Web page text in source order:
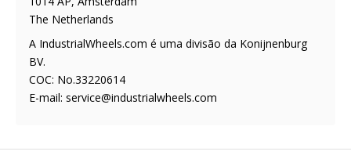
The Netherlands
A IndustrialWheels.com é uma divisão da Konijnenburg
BV.
COC: No.33220614
E-mail: service@industrialwheels.com